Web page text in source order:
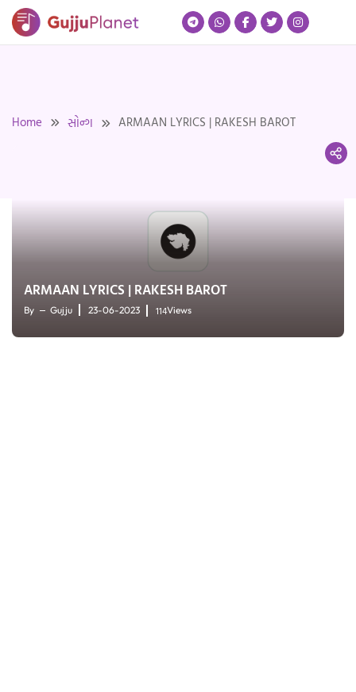
Skip
Home સોન્ગ ARMAAN LYRICS | RAKESH BAROT
ARMAAN LYRICS | RAKESH BAROT
By Gujju 23-06-2023 114Views